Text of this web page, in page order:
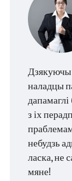
Дзякуючы
наладцы
з іх
небудзь
ласка, не
мяне!